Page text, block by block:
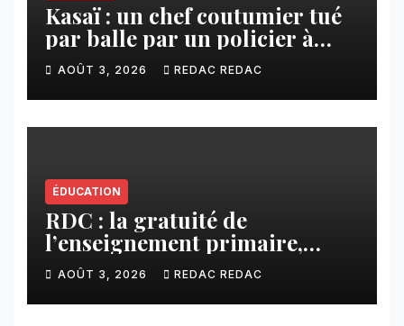
Kasaï : un chef coutumier tué
par balle par un policier à
Kamuesha, la tension monte
AOÛT 3, 2026 REDAC REDAC
ÉDUCATION
RDC : la gratuité de
l’enseignement primaire,
vision phare du Président
Félix Tshisekedi réaffirmée
par une circulaire du
AOÛT 3, 2026 REDAC REDAC